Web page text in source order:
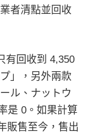
者清點並回收
有回收到 4,350
」，另外兩款
ル、ナットウ
是 0。如果計算
販售至今，售出